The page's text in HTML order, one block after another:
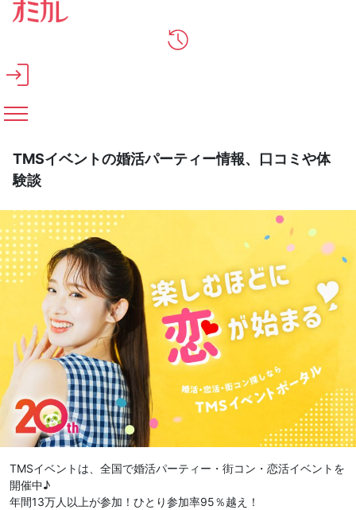
メインコンテンツへスキップ
TMSイベントの婚活パーティー情報、口コミや体
験談
TMSイベントは、全国で婚活パーティー・街コン・恋活イベントを
開催中♪
年間13万人以上が参加！ひとり参加率95％越え！